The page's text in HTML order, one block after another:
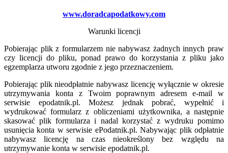
www.doradcapodatkowy.com
Warunki licencji
Pobierając plik z formularzem nie nabywasz żadnych innych praw
czy licencji do pliku, ponad prawo do korzystania z pliku jako
egzemplarza utworu zgodnie z jego przeznaczeniem.
Pobierając plik nieodpłatnie nabywasz licencję wyłącznie w okresie
utrzymywania konta z Twoim poprawnym adresem e-mail w
serwisie epodatnik.pl. Możesz jednak pobrać, wypełnić i
wydrukować formularz z obliczeniami użytkownika, a następnie
skasować plik formularza i nadal korzystać z wydruku pomimo
usunięcia konta w serwisie ePodatnik.pl. Nabywając plik odpłatnie
nabywasz licencję na czas nieokreślony bez względu na
utrzymywanie konta w serwisie epodatnik.pl.